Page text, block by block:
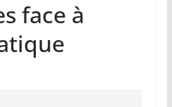
face à